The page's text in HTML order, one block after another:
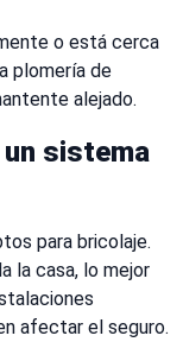
o está cerca
plomería de
alejado.
sistema
para bricolaje.
la casa, lo mejor
afectar el seguro.